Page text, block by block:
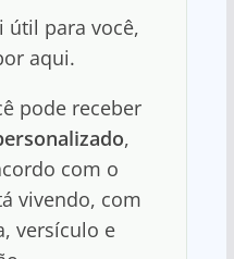
útil para você,
aqui.
pode receber
,
com o
vivendo, com
versículo e